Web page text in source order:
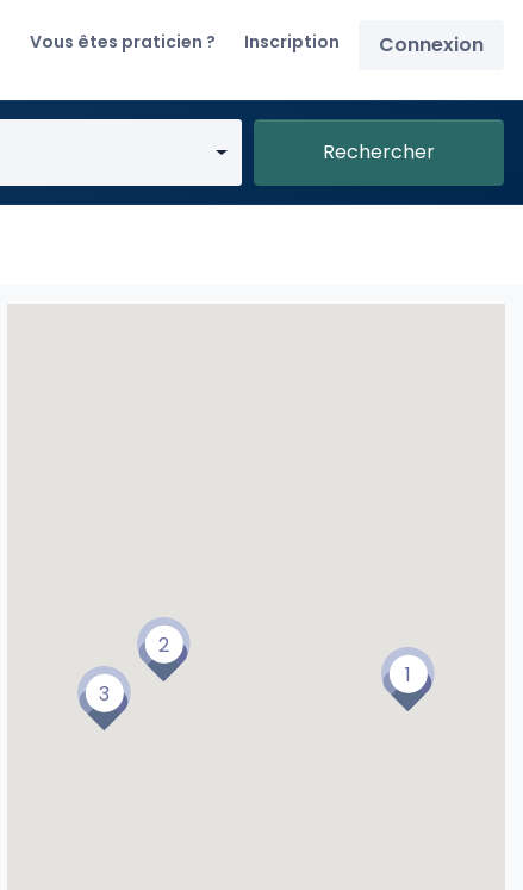
Vous êtes praticien ? Inscription Connexion
Rechercher
1
2
3